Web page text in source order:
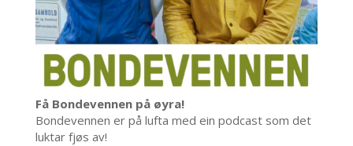
Få Bondevennen på øyra!
Bondevennen er på lufta med ein podcast som det
luktar fjøs av!